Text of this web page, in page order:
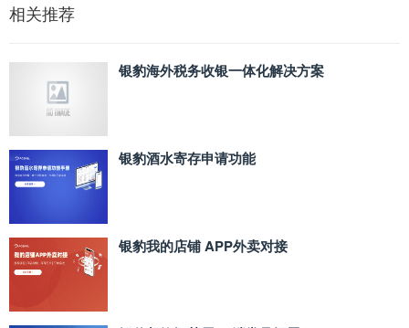
相关推荐
银豹海外税务收银一体化解决方案
银豹酒水寄存申请功能
银豹我的店铺 APP外卖对接